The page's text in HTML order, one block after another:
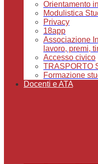
Orientamento
Modulistica
Privacy
18app
Associazione
lavoro, premi,
Accesso civico
TRASPORTO
Formazione
Docenti e ATA